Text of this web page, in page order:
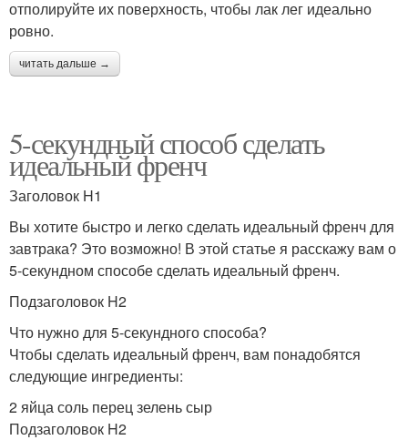
отполируйте их поверхность, чтобы лак лег идеально
ровно.
читать дальше →
5-секундный способ сделать
идеальный френч
Заголовок H1
Вы хотите быстро и легко сделать идеальный френч для
завтрака? Это возможно! В этой статье я расскажу вам о
5-секундном способе сделать идеальный френч.
Подзаголовок H2
Что нужно для 5-секундного способа?
Чтобы сделать идеальный френч, вам понадобятся
следующие ингредиенты:
2 яйца соль перец зелень сыр
Подзаголовок H2